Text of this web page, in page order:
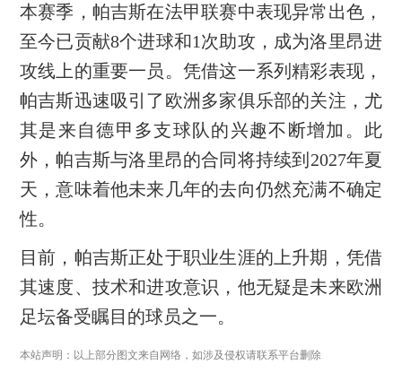
本赛季，帕吉斯在法甲联赛中表现异常出色，
至今已贡献8个进球和1次助攻，成为洛里昂进
攻线上的重要一员。凭借这一系列精彩表现，
帕吉斯迅速吸引了欧洲多家俱乐部的关注，尤
其是来自德甲多支球队的兴趣不断增加。此
外，帕吉斯与洛里昂的合同将持续到2027年夏
天，意味着他未来几年的去向仍然充满不确定
性。
目前，帕吉斯正处于职业生涯的上升期，凭借
其速度、技术和进攻意识，他无疑是未来欧洲
足坛备受瞩目的球员之一。
本站声明：以上部分图文来自网络，如涉及侵权请联系平台删除